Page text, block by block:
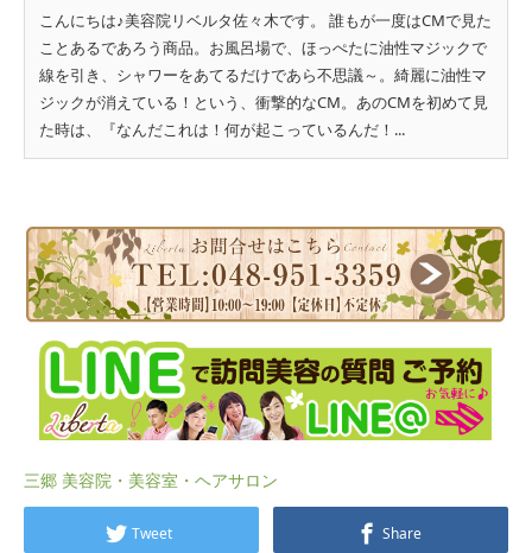
こんにちは♪美容院リベルタ佐々木です。 誰もが一度はCMで見た
ことあるであろう商品。お風呂場で、ほっぺたに油性マジックで
線を引き、シャワーをあてるだけであら不思議～。綺麗に油性マ
ジックが消えている！という、衝撃的なCM。あのCMを初めて見
た時は、『なんだこれは！何が起こっているんだ！...
三郷 美容院・美容室・ヘアサロン
Tweet Share